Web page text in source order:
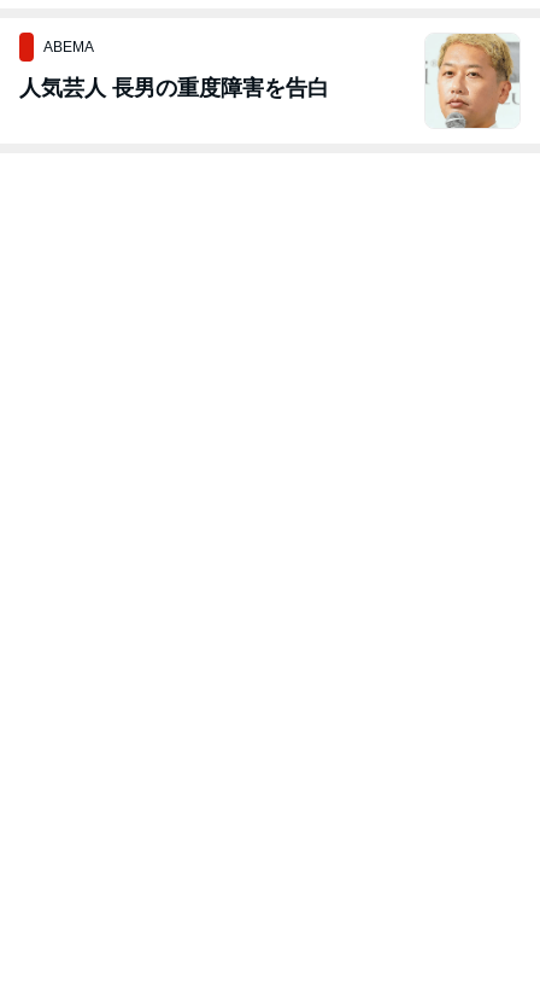
ABEMA
人気芸人 長男の重度障害を告白